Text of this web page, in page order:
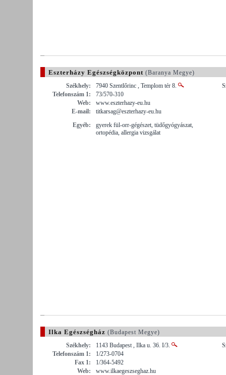
Eszterházy Egészségközpont (Baranya Megye)
Székhely:
7940 Szentlőrinc , Templom tér 8.
Telefonszám 1:
73/570-310
Web:
www.eszterhazy-eu.hu
E-mail:
titkarsag@eszterhazy-eu.hu
Egyéb:
gyerek fül-orr-gégészet, tüdőgyógyászat,
ortopédia, allergia vizsgálat
Ilka Egészségház (Budapest Megye)
Székhely:
1143 Budapest , Ilka u. 36. I/3.
Telefonszám 1:
1/273-0704
Fax 1:
1/364-5492
Web:
www.ilkaegeszseghaz.hu